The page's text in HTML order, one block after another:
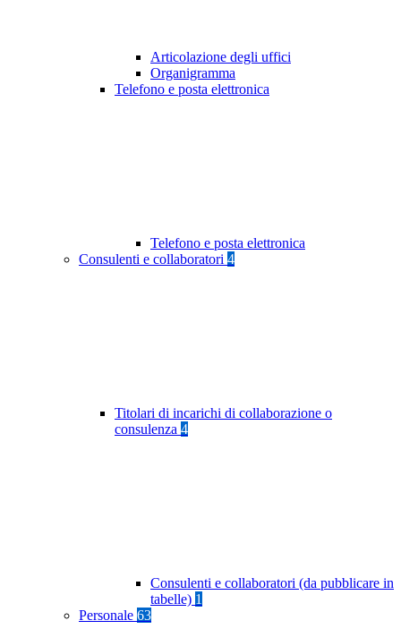
Articolazione degli uffici
Organigramma
Telefono e posta elettronica
Telefono e posta elettronica
Consulenti e collaboratori 4
Titolari di incarichi di collaborazione o
consulenza 4
Consulenti e collaboratori (da pubblicare in
tabelle) 1
Personale 63